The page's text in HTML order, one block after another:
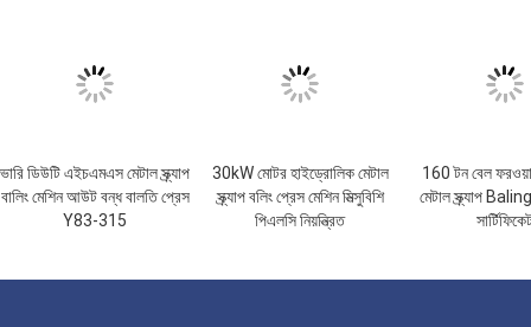
ভারি ডিউটি ​​এইচএমএস মেটাল স্ক্র্যাপ
বালিং মেশিন আউট বন্ধ বালতি প্রেস
Y83-315
30kW মোটর হাইড্রোলিক মেটাল
স্ক্র্যাপ বলিং প্রেস মেশিন মিত্সুবিশি
পিএলসি নিয়ন্ত্রিত
160 টন বেল
মেটাল স্ক্র্যাপ